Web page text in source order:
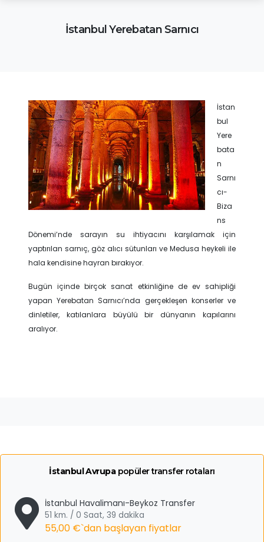
İstanbul Yerebatan Sarnıcı
İstan
bul
Yere
bata
n
Sarnı
cı-
Biza
ns
Dönemi’nde sarayın su ihtiyacını karşılamak için
yaptırılan sarnıç, göz alıcı sütunları ve Medusa heykeli ile
hala kendisine hayran bırakıyor.
Bugün içinde birçok sanat etkinliğine de ev sahipliği
yapan Yerebatan Sarnıcı’nda gerçekleşen konserler ve
dinletiler, katılanlara büyülü bir dünyanın kapılarını
aralıyor.
İstanbul Avrupapopüler transfer rotaları
İstanbul Havalimanı-Beykoz Transfer
51 km. / 0 Saat, 39 dakika
55,00 €`dan başlayan fiyatlar